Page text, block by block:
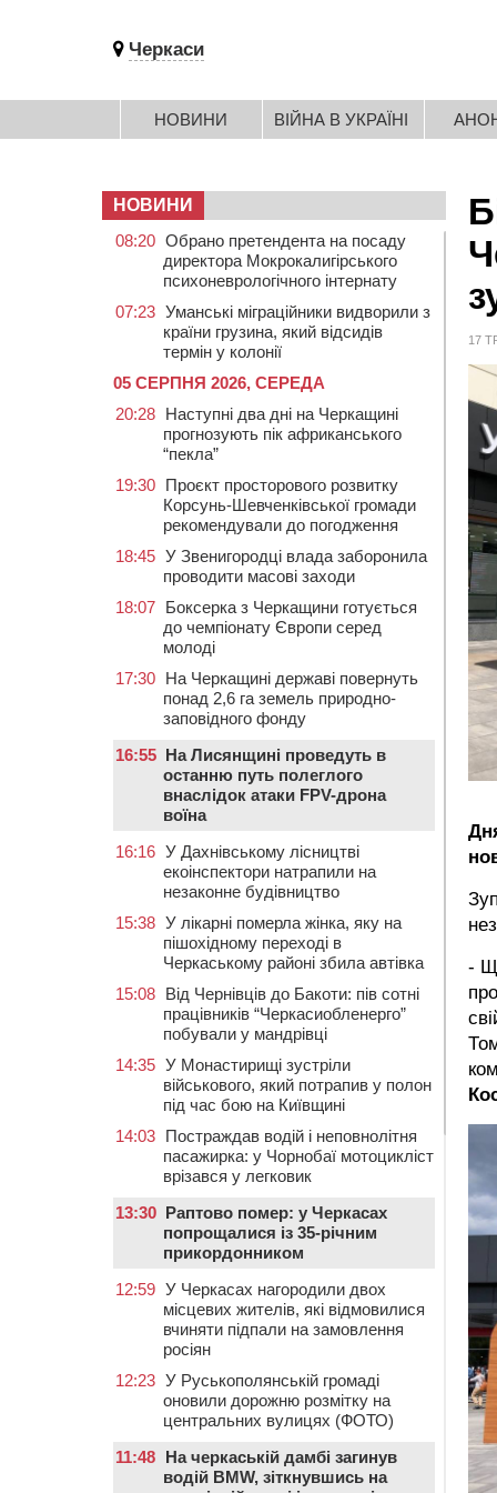
Черкаси
НОВИНИ ВІЙНА В УКРАЇНІ
17
-
НОВИНИ
08:20 Обрано претендента на посаду
директора Мокрокалигірського
психоневрологічного інтернату
07:23 Уманські міграційники видворили з
країни грузина, який відсидів
термін у колонії
05 СЕРПНЯ 2026, СЕРЕДА
20:28 Наступні два дні на Черкащині
прогнозують пік африканського
“пекла”
19:30 Проєкт просторового розвитку
Корсунь-Шевченківської громади
рекомендували до погодження
18:45 У Звенигородці влада заборонила
проводити масові заходи
18:07 Боксерка з Черкащини готується
до чемпіонату Європи серед
молоді
17:30 На Черкащині державі повернуть
понад 2,6 га земель природно-
заповідного фонду
16:55 На Лисянщині проведуть в
останню путь полеглого
внаслідок атаки FPV-дрона
воїна
16:16 У Дахнівському лісництві
екоінспектори натрапили на
незаконне будівництво
15:38 У лікарні померла жінка, яку на
пішохідному переході в
Черкаському районі збила автівка
15:08 Від Чернівців до Бакоти: пів сотні
працівників “Черкасиобленерго”
побували у мандрівці
14:35 У Монастирищі зустріли
військового, який потрапив у полон
під час бою на Київщині
14:03 Постраждав водій і неповнолітня
пасажирка: у Чорнобаї мотоцикліст
врізався у легковик
13:30 Раптово помер: у Черкасах
попрощалися із 35-річним
прикордонником
12:59 У Черкасах нагородили двох
місцевих жителів, які відмовилися
вчиняти підпали на замовлення
росіян
12:23 У Руськополянській громаді
оновили дорожню розмітку на
центральних вулицях (ФОТО)
11:48 На черкаській дамбі загинув
водій BMW, зіткнувшись на